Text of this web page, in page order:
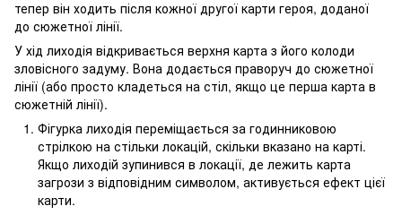
тепер він ходить після кожної другої карти героя, доданої
до сюжетної лінії.
У хід лиходія відкривається верхня карта з його колоди
зловісного задуму. Вона додається праворуч до сюжетної
лінії (або просто кладеться на стіл, якщо це перша карта в
сюжетній лінії).
Фігурка лиходія переміщається за годинниковою
стрілкою на стільки локацій, скільки вказано на карті.
Якщо лиходій зупинився в локації, де лежить карта
загрози з відповідним символом, активується ефект цієї
карти.